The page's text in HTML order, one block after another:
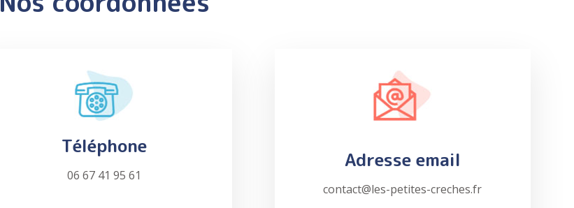
Téléphone
06 67 41 95 61
Adresse email
contact@les-petites-creches.fr